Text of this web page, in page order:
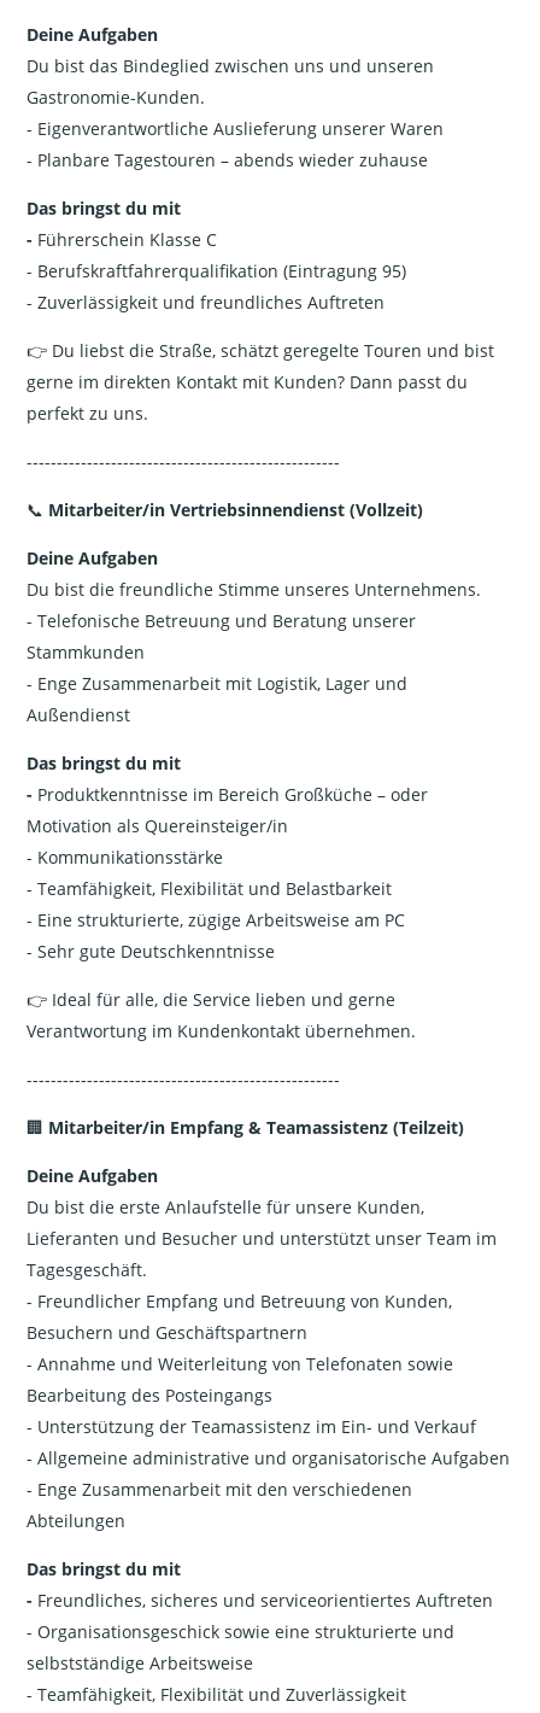
Deine Aufgaben
Du bist das Bindeglied zwischen uns und unseren
Gastronomie-Kunden.
- Eigenverantwortliche Auslieferung unserer Waren
- Planbare Tagestouren – abends wieder zuhause
Das bringst du mit
- Führerschein Klasse C
- Berufskraftfahrerqualifikation (Eintragung 95)
- Zuverlässigkeit und freundliches Auftreten
👉 Du liebst die Straße, schätzt geregelte Touren und bist
gerne im direkten Kontakt mit Kunden? Dann passt du
perfekt zu uns.
----------------------------------------------------
📞 Mitarbeiter/in Vertriebsinnendienst (Vollzeit)
Deine Aufgaben
Du bist die freundliche Stimme unseres Unternehmens.
- Telefonische Betreuung und Beratung unserer
Stammkunden
- Enge Zusammenarbeit mit Logistik, Lager und
Außendienst
Das bringst du mit
- Produktkenntnisse im Bereich Großküche – oder
Motivation als Quereinsteiger/in
- Kommunikationsstärke
- Teamfähigkeit, Flexibilität und Belastbarkeit
- Eine strukturierte, zügige Arbeitsweise am PC
- Sehr gute Deutschkenntnisse
👉 Ideal für alle, die Service lieben und gerne
Verantwortung im Kundenkontakt übernehmen.
----------------------------------------------------
🏢 Mitarbeiter/in Empfang & Teamassistenz (Teilzeit)
Deine Aufgaben
Du bist die erste Anlaufstelle für unsere Kunden,
Lieferanten und Besucher und unterstützt unser Team im
Tagesgeschäft.
- Freundlicher Empfang und Betreuung von Kunden,
Besuchern und Geschäftspartnern
- Annahme und Weiterleitung von Telefonaten sowie
Bearbeitung des Posteingangs
- Unterstützung der Teamassistenz im Ein- und Verkauf
- Allgemeine administrative und organisatorische Aufgaben
- Enge Zusammenarbeit mit den verschiedenen
Abteilungen
Das bringst du mit
- Freundliches, sicheres und serviceorientiertes Auftreten
- Organisationsgeschick sowie eine strukturierte und
selbstständige Arbeitsweise
- Teamfähigkeit, Flexibilität und Zuverlässigkeit